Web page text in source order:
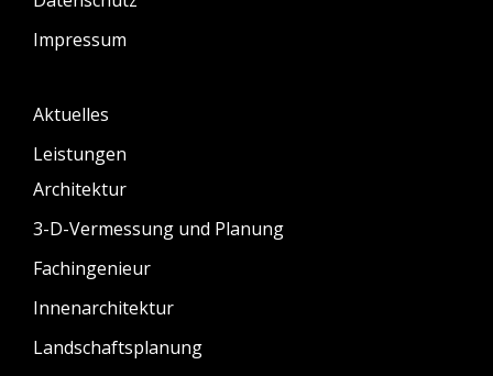
Impressum
Aktuelles
Leistungen
Architektur
3-D-Vermessung und Planung
Fachingenieur
Innenarchitektur
Landschaftsplanung